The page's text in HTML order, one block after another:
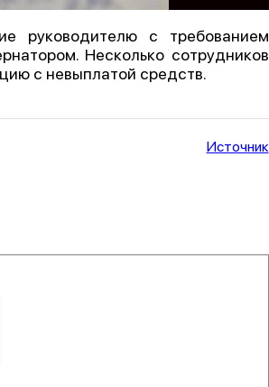
руководителю с требованием
Несколько сотрудников
с невыплатой средств.
Источник